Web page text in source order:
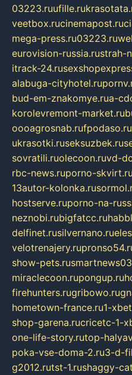
03223.ruufille.ru
veetbox.rucinemapost.ru
mega-press.ru03223.ru
eurovision-russia.rustrah-
itrack-24.ru
alabuga-cityhotel.ru
bud-em-znakomye.rua-
korolevremont-market.ru
oooagrosnab.rufpodaso.ru
ukrasotki.ruseksuzbek.ru
sovratili.ruolecoon.ruvd-
rbc-news.ruporno-skvirt.ru
13autor-kolonka.ru
hostserve.ruporno-na-
neznobi.rubigfatcc.ru
delfinet.rusilvernano.ru
velotrenajery.ru
show-pets.ru
miraclecoon.rupongup.ru
firehunters.rugribowo.ru
hometown-france.ru1-
shop-garena.rucricetc-1-
one-life-story.rutop-
poka-vse-doma-2.ru3-d-
g2012.rutst-1.rushaggy-